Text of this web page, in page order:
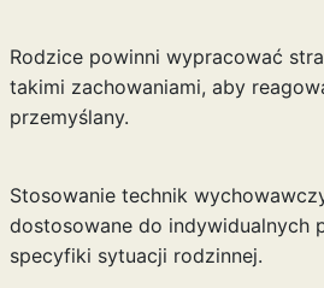
Rodzice powinni wypracować
takimi zachowaniami, aby
przemyślany.
Stosowanie technik
dostosowane do indywidualnych
specyfiki sytuacji rodzinnej.